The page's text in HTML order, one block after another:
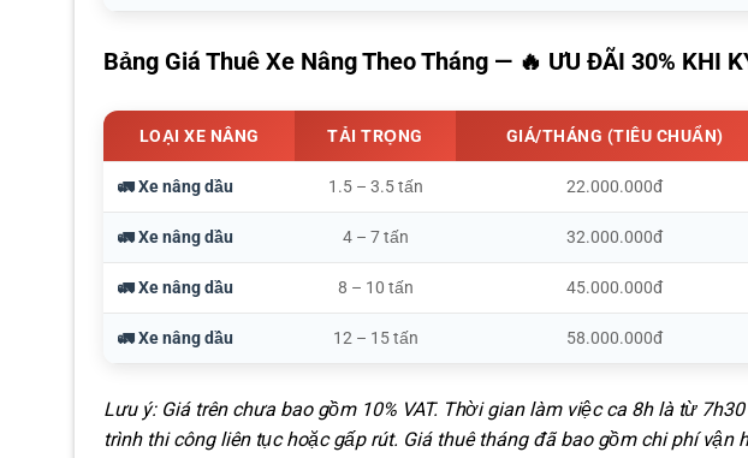
Bảng Giá Thuê Xe Nâng Theo Tháng — 🔥 ƯU ĐÃI 30% KHI
LOẠI XE NÂNG TẢI TRỌNG GIÁ/THÁNG (TIÊU CHUẨN)
🚛 Xe nâng dầu 1.5 – 3.5 tấn 22.000.000đ
🚛 Xe nâng dầu 4 – 7 tấn 32.000.000đ
🚛 Xe nâng dầu 8 – 10 tấn 45.000.000đ
🚛 Xe nâng dầu 12 – 15 tấn 58.000.000đ
Lưu ý: Giá trên chưa bao gồm 10% VAT. Thời gian làm việc ca 8h là từ
trình thi công liên tục hoặc gấp rút. Giá thuê tháng đã bao gồm chi phí vận